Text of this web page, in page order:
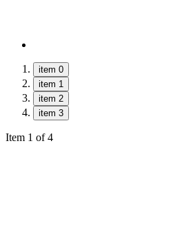
item 0
item 1
item 2
item 3
Item 1 of 4